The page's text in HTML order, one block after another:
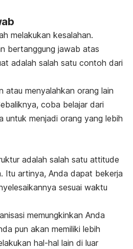
melakukan kesalahan.
bertanggung jawab atas
adalah salah satu contoh dari
atau menyalahkan orang lain
coba belajar dari
untuk menjadi orang yang lebih
adalah salah satu attitude
Itu artinya, Anda dapat bekerja
sesuai waktu
memungkinkan Anda
pun akan memiliki lebih
hal-hal lain di luar